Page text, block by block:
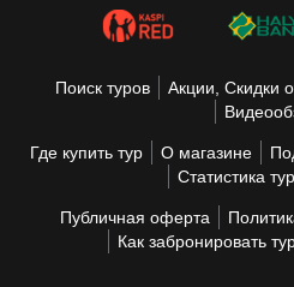
Поиск туров Акции, Скидки
Где купить тур О магазине
Статистика
Публичная оферта
Как забронировать